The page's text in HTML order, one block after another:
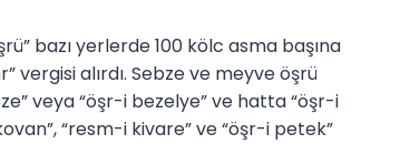
bazı yerlerde 100 kölc asma başına
vergisi alırdı. Sebze ve meyve öşrü
veya “öşr-i bezelye” ve hatta “öşr-i
“resm-i kivare” ve “öşr-i petek”